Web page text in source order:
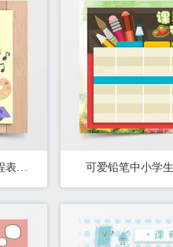
可爱儿童中小学生新学期word课程表模板 可爱铅笔中小学